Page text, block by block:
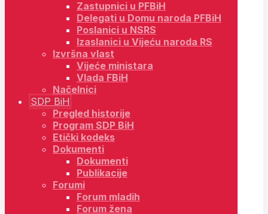
Zastupnici u PFBiH
Delegati u Domu naroda PFBiH
Poslanici u NSRS
Izaslanici u Vijeću naroda RS
Izvršna vlast
Vijeće ministara
Vlada FBiH
Načelnici
SDP BiH
Pregled historije
Program SDP BiH
Etički kodeks
Dokumenti
Dokumenti
Publikacije
Forumi
Forum mladih
Forum žena